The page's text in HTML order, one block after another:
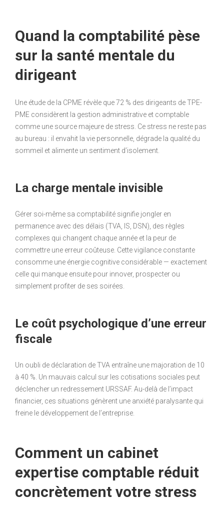
Quand la comptabilité pèse
sur la santé mentale du
dirigeant
Une étude de la CPME révèle que 72 % des dirigeants de TPE-
PME considèrent la gestion administrative et comptable
comme une source majeure de stress. Ce stress ne reste pas
au bureau : il envahit la vie personnelle, dégrade la qualité du
sommeil et alimente un sentiment d’isolement.
La charge mentale invisible
Gérer soi-même sa comptabilité signifie jongler en
permanence avec des délais (TVA, IS, DSN), des règles
complexes qui changent chaque année et la peur de
commettre une erreur coûteuse. Cette vigilance constante
consomme une énergie cognitive considérable — exactement
celle qui manque ensuite pour innover, prospecter ou
simplement profiter de ses soirées.
Le coût psychologique d’une erreur
fiscale
Un oubli de déclaration de TVA entraîne une majoration de 10
à 40 %. Un mauvais calcul sur les cotisations sociales peut
déclencher un redressement URSSAF. Au-delà de l’impact
financier, ces situations génèrent une anxiété paralysante qui
freine le développement de l’entreprise.
Comment un cabinet
expertise comptable réduit
concrètement votre stress